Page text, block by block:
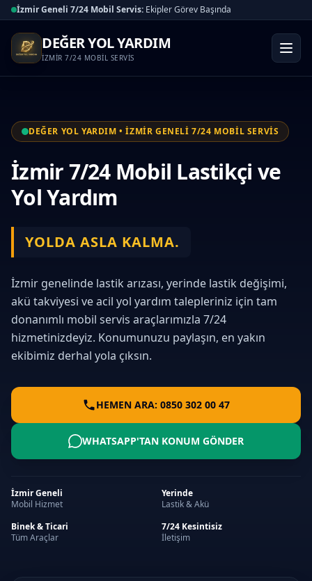
İzmir Geneli 7/24 Mobil Servis: Ekipler Görev Başında
DEĞER YOL YARDIM
İZMİR 7/24 MOBİL SERVİS
DEĞER YOL YARDIM • İZMİR GENELİ 7/24 MOBİL SERVİS
İzmir 7/24 Mobil Lastikçi ve
Yol Yardım
YOLDA ASLA KALMA.
İzmir genelinde lastik arızası, yerinde lastik değişimi,
akü takviyesi ve acil yol yardım talepleriniz için tam
donanımlı mobil servis araçlarımızla 7/24
hizmetinizdeyiz. Konumunuzu paylaşın, en yakın
ekibimiz derhal yola çıksın.
HEMEN ARA: 0850 302 00 47
WHATSAPP'TAN KONUM GÖNDER
İzmir Geneli
Mobil Hizmet
Yerinde
Lastik & Akü
Binek & Ticari
Tüm Araçlar
7/24 Kesintisiz
İletişim